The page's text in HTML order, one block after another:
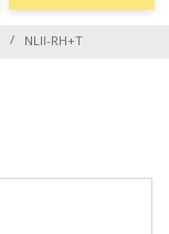
NLII-RH+T